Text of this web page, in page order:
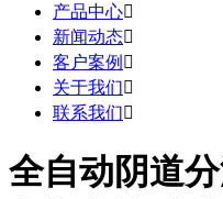
产品中心
新闻动态
客户案例 
关于我们
联系我们
全自动阴道